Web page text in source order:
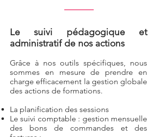
Le suivi pédagogique et
administratif de nos actions
Grâce à nos outils spécifiques, nous
sommes en mesure de prendre en
charge efficacement la gestion globale
des actions de formations.
La planification des sessions
Le suivi comptable : gestion mensuelle
des bons de commandes et des